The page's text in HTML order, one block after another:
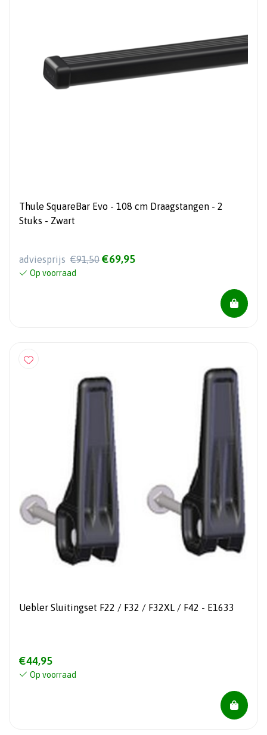
Thule SquareBar Evo - 108 cm Draagstangen - 2
Stuks - Zwart
adviesprijs €91,50 €69,95
Op voorraad
Uebler Sluitingset F22 / F32 / F32XL / F42 - E1633
€44,95
Op voorraad